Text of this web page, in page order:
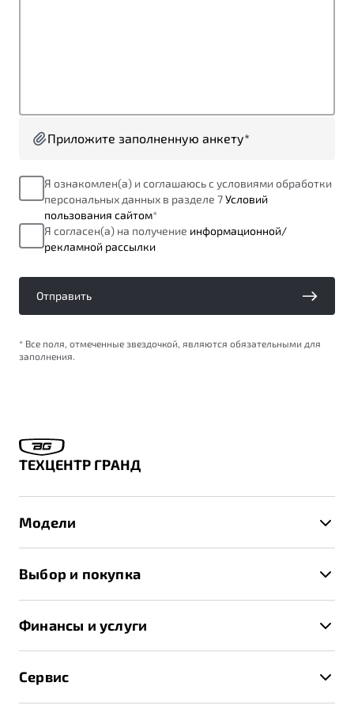
Автомобили в наличии
Тест-драйв
Спецпредложения
Преимущества программы
Запись на сервис
Калькулятор ТО
Приложите заполненную анкету*
Я ознакомлен(а) и соглашаюсь с условиями обработки
персональных данных в разделе 7Условий
пользования сайтом*
Я согласен(а) на получение информационной/
рекламной рассылки
Отправить
* Все поля, отмеченные звездочкой, являются обязательными для
заполнения.
ТЕХЦЕНТР ГРАНД
Модели
X70
Выбор и покупка
Спецпредложения и Акции
Записаться на тест-драйв
Получить предложение
Финансы и услуги
Трейд-ин
Сервис